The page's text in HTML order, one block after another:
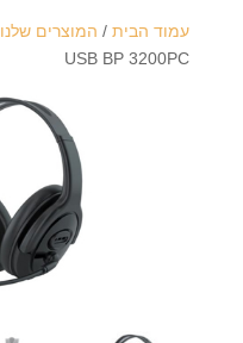
עמוד הבית/ המוצרים שלנו
USB BP 3200PC